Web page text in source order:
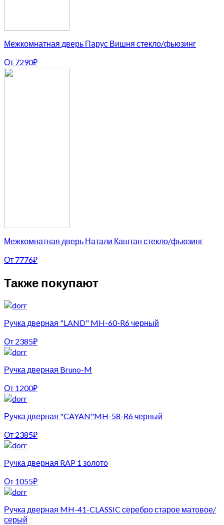
Межкомнатная дверь Парус Вишня стекло/фьюзинг
От 7290₽
Межкомнатная дверь Натали Каштан стекло/фьюзинг
От 7776₽
Также покупают
Ручка дверная "LAND" MH-60-R6 черный
От 2385₽
Ручка дверная Bruno-M
От 1200₽
Ручка дверная "CAYAN"MH-58-R6 черный
От 2385₽
Ручка дверная RAP 1 золото
От 1055₽
Ручка дверная MH-41-CLASSIC серебро старое матовое/
серый